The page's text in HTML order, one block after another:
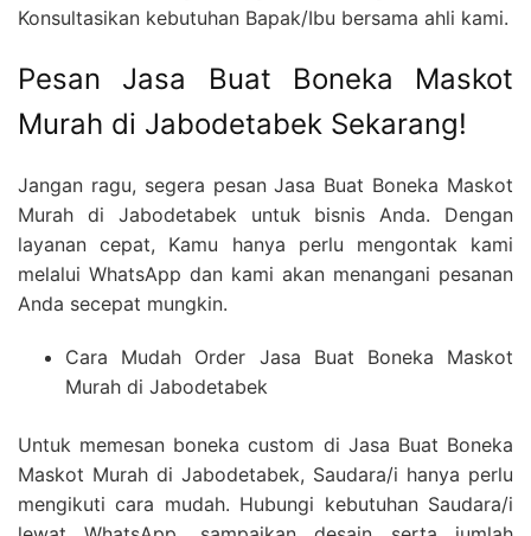
Konsultasikan kebutuhan Bapak/Ibu bersama ahli kami.
Pesan Jasa Buat Boneka Maskot
Murah di Jabodetabek Sekarang!
Jangan ragu, segera pesan Jasa Buat Boneka Maskot
Murah di Jabodetabek untuk bisnis Anda. Dengan
layanan cepat, Kamu hanya perlu mengontak kami
melalui WhatsApp dan kami akan menangani pesanan
Anda secepat mungkin.
Cara Mudah Order Jasa Buat Boneka Maskot
Murah di Jabodetabek
Untuk memesan boneka custom di Jasa Buat Boneka
Maskot Murah di Jabodetabek, Saudara/i hanya perlu
mengikuti cara mudah. Hubungi kebutuhan Saudara/i